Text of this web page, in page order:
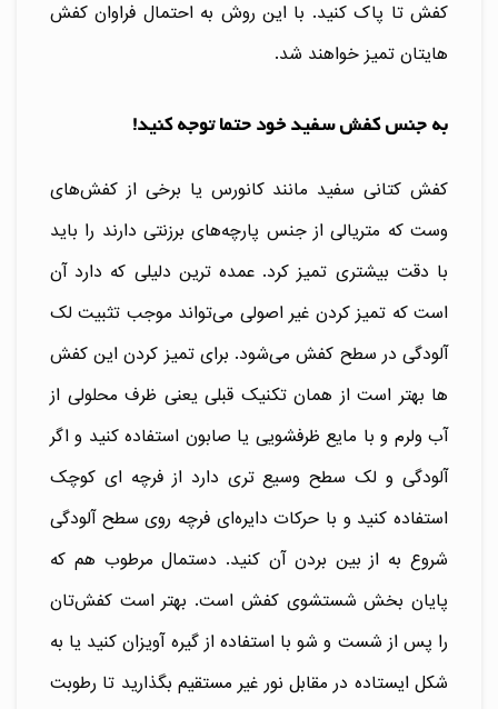
کفش تا پاک کنید. با این روش به احتمال فراوان کفش
هایتان تمیز خواهند شد.
به جنس کفش سفید خود حتما توجه کنید!
کفش‌ کتانی سفید مانند کانورس یا برخی از کفش‌های
وست که متریالی از جنس پارچه‌های برزنتی دارند را باید
با دقت بیشتری تمیز کرد. عمده ترین دلیلی که دارد آن
است که تمیز کردن غیر اصولی می‌تواند موجب تثبیت لک
آلودگی در سطح کفش می‌شود. برای تمیز کردن این کفش
ها بهتر است از همان تکنیک قبلی یعنی ظرف محلولی از
آب ولرم و با مایع ظرفشویی یا صابون استفاده کنید و اگر
آلودگی و لک سطح وسیع تری دارد از فرچه ای کوچک
استفاده کنید و با حرکات دایره‌ای فرچه روی سطح آلودگی
شروع به از بین بردن آن کنید. دستمال مرطوب هم که
پایان بخش شستشوی کفش است. بهتر است کفش‌تان
را پس از شست و شو با استفاده از گیره آویزان کنید یا به
شکل ایستاده در مقابل نور غیر مستقیم بگذارید تا رطوبت